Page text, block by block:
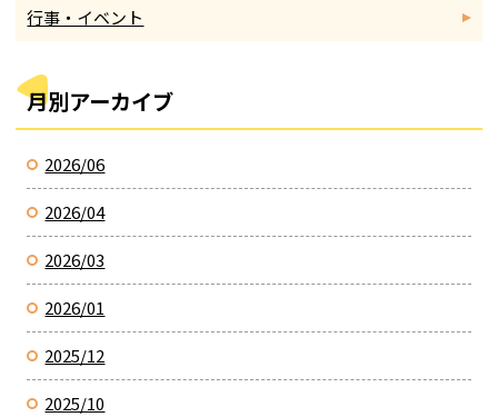
行事・イベント
月別アーカイブ
2026/06
2026/04
2026/03
2026/01
2025/12
2025/10